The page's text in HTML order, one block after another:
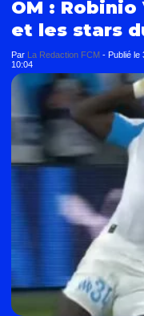
OM : Robinio
et les stars
Par La Redaction FCM - Publié le
10:04